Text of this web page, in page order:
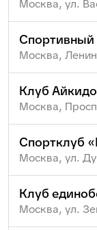
Москва, ул.
Спортивный
Москва,
Клуб
Москва,
Спортклуб
Москва, ул.
Клуб
Москва, ул.